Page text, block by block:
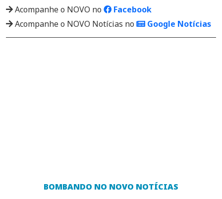
Acompanhe o NOVO no
Facebook
Acompanhe o NOVO Notícias no
Google Notícias
BOMBANDO NO NOVO NOTÍCIAS